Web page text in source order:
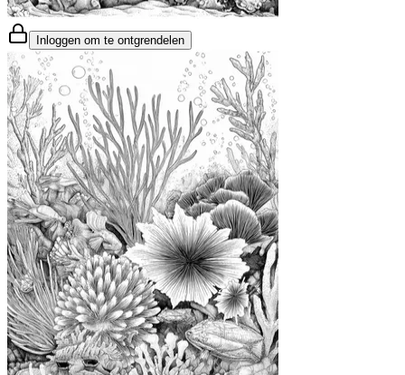
Inloggen om te ontgrendelen